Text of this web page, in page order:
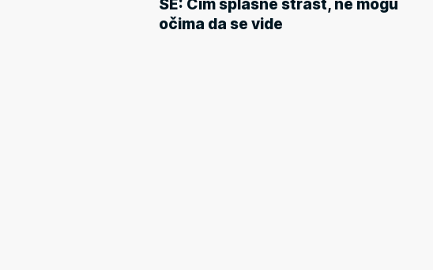
SE: Čim splasne strast, ne mogu
očima da se vide